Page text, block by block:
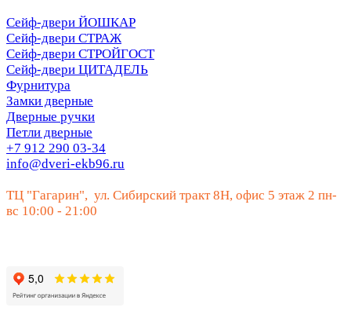
Сейф-двери ЙОШКАР
Сейф-двери СТРАЖ
Сейф-двери СТРОЙГОСТ
Сейф-двери ЦИТАДЕЛЬ
Фурнитура
Замки дверные
Дверные ручки
Петли дверные
+7 912 290 03-34
info@dveri-ekb96.ru
ТЦ "Гагарин", ул. Сибирский тракт 8Н, офис 5 этаж 2 пн-
вс 10:00 - 21:00